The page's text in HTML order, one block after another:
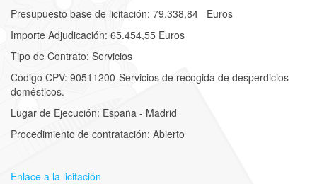
Presupuesto base de licitación: 79.338,84 Euros
Importe Adjudicación: 65.454,55 Euros
Tipo de Contrato: Servicios
Código CPV: 90511200-Servicios de recogida de desperdicios
domésticos.
Lugar de Ejecución: España - Madrid
Procedimiento de contratación: Abierto
Enlace a la licitación